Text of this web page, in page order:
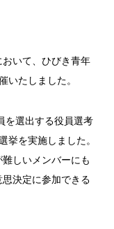
いて、ひびき青年
いたしました。
を選出する役員選考
挙を実施しました。
しいメンバーにも
決定に参加できる